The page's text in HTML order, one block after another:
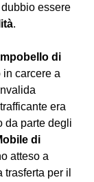
essere
.
di
carcere a
era
da parte degli
di
atteso a
trasferta per il